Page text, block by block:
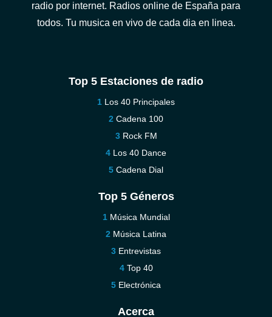
radio por internet. Radios online de España para
todos. Tu musica en vivo de cada dia en linea.
Top 5 Estaciones de radio
Los 40 Principales
Cadena 100
Rock FM
Los 40 Dance
Cadena Dial
Top 5 Géneros
Música Mundial
Música Latina
Entrevistas
Top 40
Electrónica
Acerca